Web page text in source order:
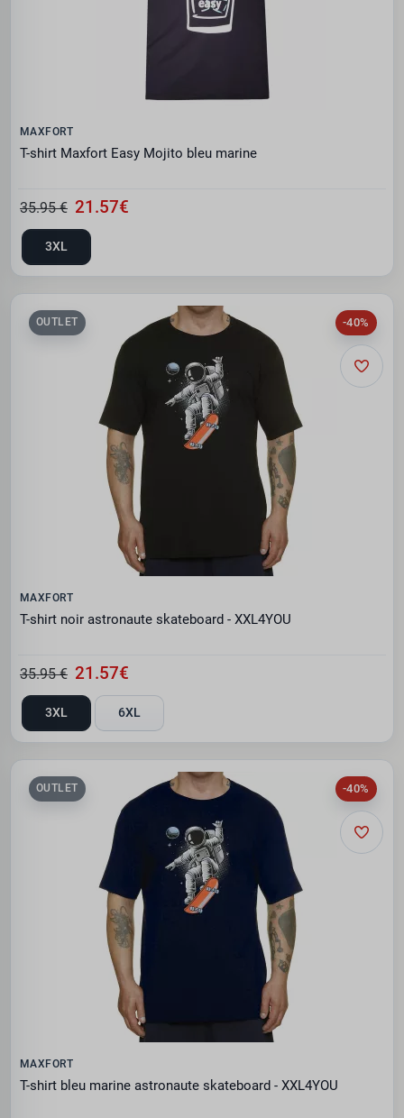
MAXFORT
T-shirt Maxfort Easy Mojito bleu marine
35.95 € 21.57€
3XL
-40%
OUTLET
MAXFORT
T-shirt noir astronaute skateboard - XXL4YOU
35.95 € 21.57€
3XL 6XL
-40%
OUTLET
MAXFORT
T-shirt bleu marine astronaute skateboard - XXL4YOU